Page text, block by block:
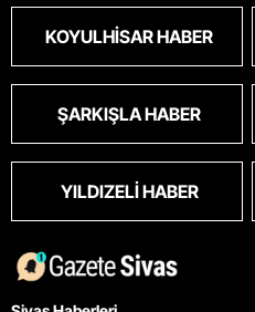
KOYULHISAR HABER
ŞARKIŞLA HABER
YILDIZELI HABER